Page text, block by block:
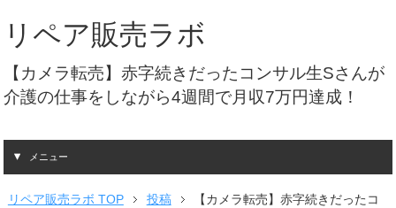
リペア販売ラボ
【カメラ転売】赤字続きだったコンサル生Sさんが
介護の仕事をしながら4週間で月収7万円達成！
メニュー
リペア販売ラボ TOP 投稿
【カメラ転売】赤字続きだったコ